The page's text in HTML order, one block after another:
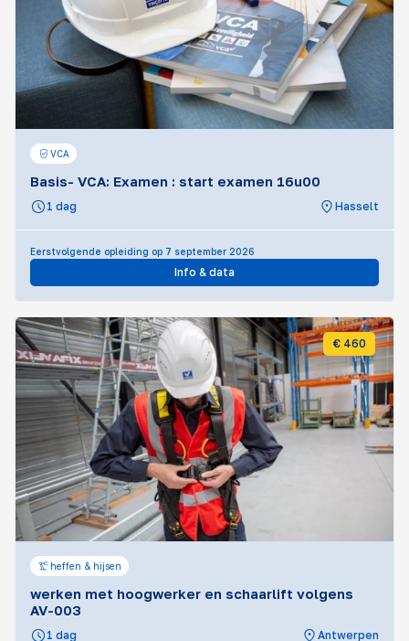
VCA
Basis- VCA: Examen : start examen 16u00
1 dag Hasselt
Eerstvolgende opleiding op 7 september 2026
Info & data
€ 460
heffen & hijsen
werken met hoogwerker en schaarlift volgens
AV-003
1 dag Antwerpen